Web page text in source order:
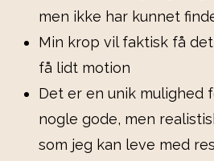
men ikke har kunnet
Min krop vil faktisk få
få lidt motion
Det er en unik mulighed
nogle gode, men
som jeg kan leve med